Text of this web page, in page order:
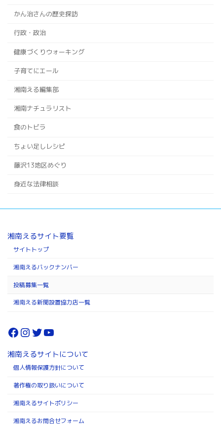
かん治さんの歴史探訪
行政・政治
健康づくりウォーキング
子育てにエール
湘南える編集部
湘南ナチュラリスト
食のトビラ
ちょい足しレシピ
藤沢13地区めぐり
身近な法律相談
湘南えるサイト要覧
サイトトップ
湘南えるバックナンバー
投稿募集一覧
湘南える新聞設置協力店一覧
Facebook
Instagram
Twitter
YouTube
湘南えるサイトについて
個人情報保護方針について
著作権の取り扱いについて
湘南えるサイトポリシー
湘南えるお問合せフォーム